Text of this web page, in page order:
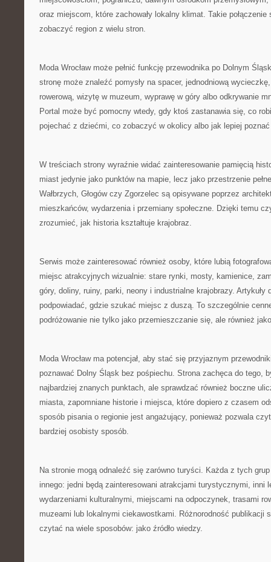
oraz miejscom, które zachowały lokalny klimat. Takie
zobaczyć region z wielu stron.
Moda Wrocław może pełnić funkcję przewodnika po Dolnym
stronę może znaleźć pomysły na spacer, jednodniową
rowerową, wizytę w muzeum, wyprawę w góry albo odkrywanie
Portal może być pomocny wtedy, gdy ktoś zastanawia się, co
pojechać z dziećmi, co zobaczyć w okolicy albo jak lepiej
W treściach strony wyraźnie widać zainteresowanie pamięcią
miast jedynie jako punktów na mapie, lecz jako przestrzenie
Wałbrzych, Głogów czy Zgorzelec są opisywane poprzez
mieszkańców, wydarzenia i przemiany społeczne. Dzięki temu
zrozumieć, jak historia kształtuje krajobraz.
Serwis może zainteresować również osoby, które lubią
miejsc atrakcyjnych wizualnie: stare rynki, mosty, kamienice,
góry, doliny, ruiny, parki, neony i industrialne krajobrazy. Artykuły
podpowiadać, gdzie szukać miejsc z duszą. To szczególnie
podróżowanie nie tylko jako przemieszczanie się, ale również
Moda Wrocław ma potencjał, aby stać się przyjaznym
poznawać Dolny Śląsk bez pośpiechu. Strona zachęca do tego,
najbardziej znanych punktach, ale sprawdzać również boczne
miasta, zapomniane historie i miejsca, które dopiero z czasem
sposób pisania o regionie jest angażujący, ponieważ pozwala
bardziej osobisty sposób.
Na stronie mogą odnaleźć się zarówno turyści. Każda z tych
innego: jedni będą zainteresowani atrakcjami turystycznymi, inni
wydarzeniami kulturalnymi, miejscami na odpoczynek, trasami
muzeami lub lokalnymi ciekawostkami. Różnorodność publikacji
czytać na wiele sposobów: jako źródło wiedzy.